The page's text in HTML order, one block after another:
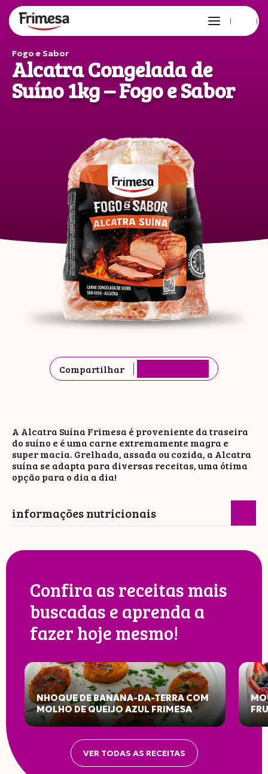
Fogo e Sabor
Alcatra Congelada de
Suíno 1kg – Fogo e Sabor
informações nutricionais
A Alcatra Suína Frimesa é proveniente da traseira
do suíno e é uma carne extremamente magra e
super macia. Grelhada, assada ou cozida, a Alcatra
suína se adapta para diversas receitas, uma ótima
opção para o dia a dia!
Compartilhar
Confira as receitas mais
buscadas e aprenda a
fazer hoje mesmo!
NHOQUE DE BANANA-DA-TERRA COM
MOLHO DE QUEIJO AZUL FRIMESA
VER TODAS AS RECEITAS